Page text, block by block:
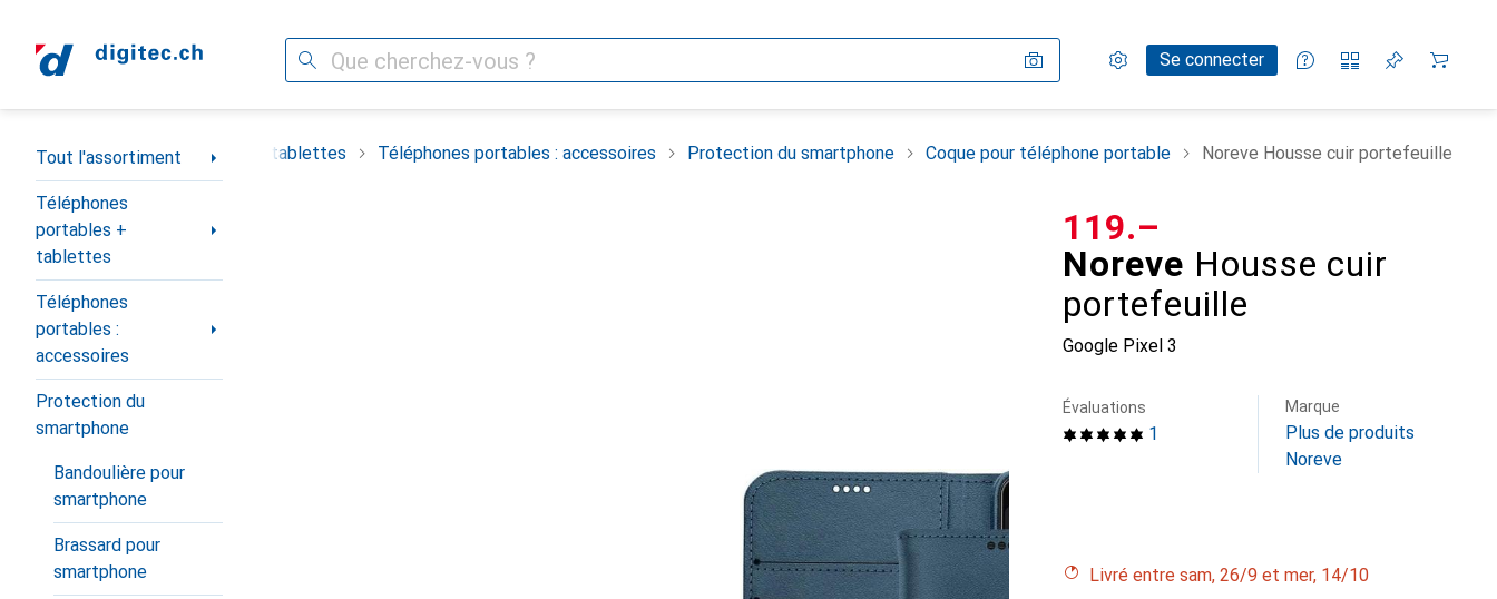
Recherche Paramètres
Compte clientSe connecter
Listes de comparaison
Listes d'envies
Panier
Navigation par catégorie
Tout l'assortiment
Téléphones
portables +
tablettes
Téléphones
portables :
accessoires
Protection du
smartphone
Bandoulière pour
smartphone
Brassard pour
smartphone
Téléphones portables + tablettes Téléphones portables : accessoires Protection du smartphone Coque pour téléphone portable Noreve Housse cuir portefeuille
Noreve Housse cuir
portefeuille
Google Pixel 3
CHF
119.–
1
Évaluations Marque
Plus de produits
Noreve
Livré entre sam, 26/9 et mer, 14/10